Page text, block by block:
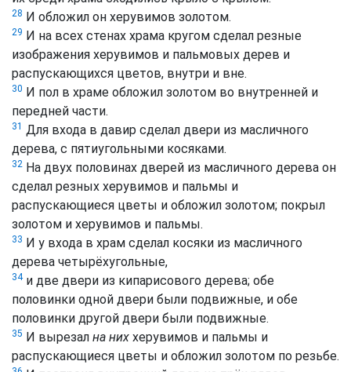
28 И обложил он херувимов золотом.
29 И на всех стенах храма кругом сделал резные
изображения херувимов и пальмовых дерев и
распускающихся цветов, внутри и вне.
30 И пол в храме обложил золотом во внутренней и
передней части.
31 Для входа в давир сделал двери из масличного
дерева, с пятиугольными косяками.
32 На двух половинах дверей из масличного дерева он
сделал резных херувимов и пальмы и
распускающиеся цветы и обложил золотом; покрыл
золотом и херувимов и пальмы.
33 И у входа в храм сделал косяки из масличного
дерева четырёхугольные,
34и две двери из кипарисового дерева; обе
половинки одной двери были подвижные, и обе
половинки другой двери были подвижные.
35 И вырезал на них херувимов и пальмы и
распускающиеся цветы и обложил золотом по резьбе.